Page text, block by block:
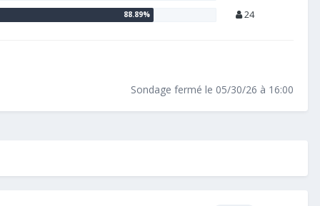
24
Sondage fermé le 05/30/26 à 16:00